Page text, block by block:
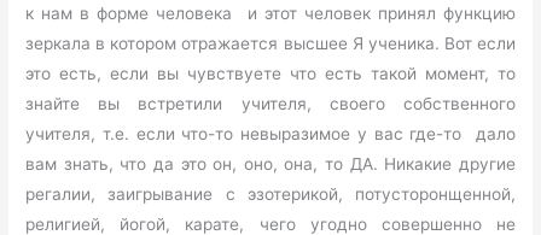
к нам в форме человека и этот человек принял функцию
зеркала в котором отражается высшее Я ученика. Вот если
это есть, если вы чувствуете что есть такой момент, то
знайте вы встретили учителя, своего собственного
учителя, т.е. если что-то невыразимое у вас где-то дало
вам знать, что да это он, оно, она, то ДА. Никакие другие
регалии, заигрывание с эзотерикой, потусторонщенной,
религией, йогой, карате, чего угодно совершенно не